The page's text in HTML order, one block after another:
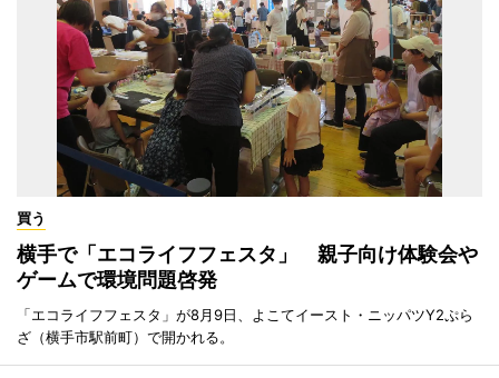
買う
横手で「エコライフフェスタ」 親子向け体験会や
ゲームで環境問題啓発
「エコライフフェスタ」が8月9日、よこてイースト・ニッパツY2ぷら
ざ（横手市駅前町）で開かれる。